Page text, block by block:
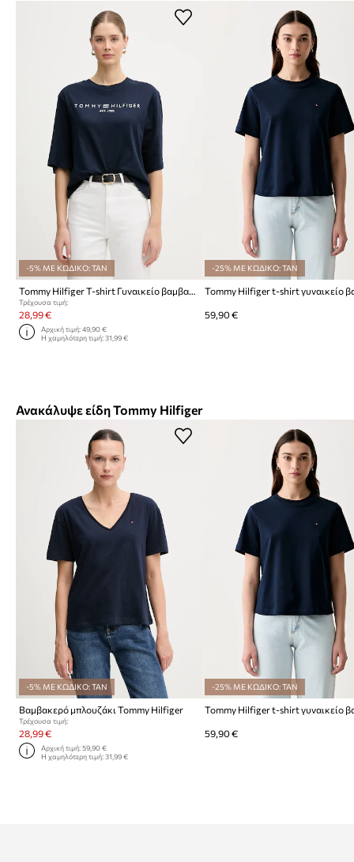
-5% ΜΕ ΚΩΔΙΚΟ: TAN
Tommy Hilfiger T-shirt Γυναικείο βαμβακερό
Τρέχουσα τιμή:
28,99 €
Αρχική τιμή:49,90 €
Η χαμηλότερη τιμή:31,99 €
-25% ΜΕ ΚΩΔΙΚΟ: TAN
59,90 €
Ανακάλυψε είδη Tommy Hilfiger
-5% ΜΕ ΚΩΔΙΚΟ: TAN
Βαμβακερό μπλουζάκι Tommy Hilfiger
Τρέχουσα τιμή:
28,99 €
Αρχική τιμή:59,90 €
Η χαμηλότερη τιμή:31,99 €
-25% ΜΕ ΚΩΔΙΚΟ: TAN
59,90 €